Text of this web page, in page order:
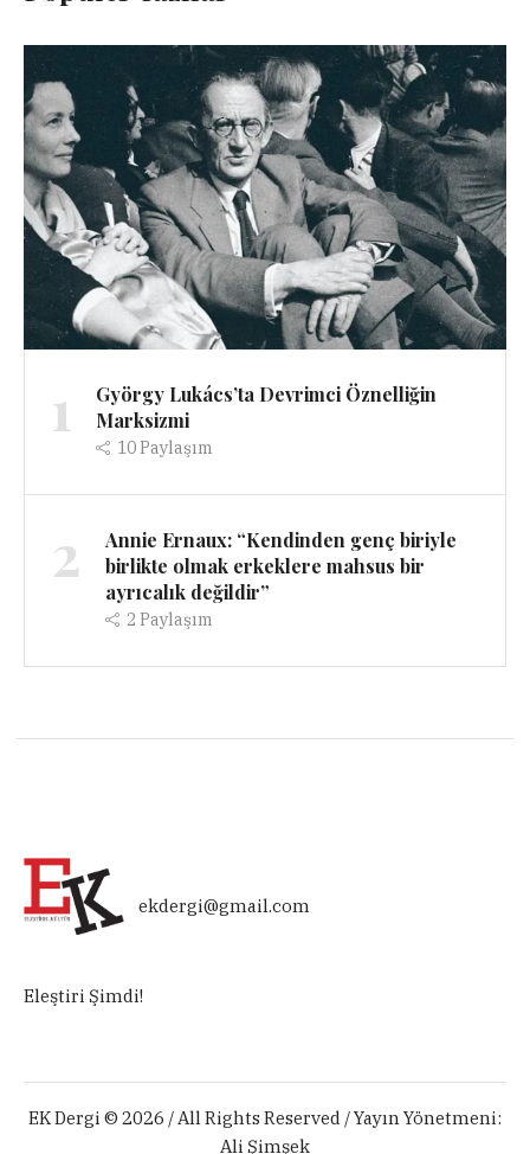
1
György Lukács’ta Devrimci Öznelliğin
Marksizmi
10Paylaşım
2
Annie Ernaux: “Kendinden genç biriyle
birlikte olmak erkeklere mahsus bir
ayrıcalık değildir”
2 Paylaşım
ekdergi@gmail.com
Eleştiri Şimdi!
EK Dergi © 2026 / All Rights Reserved / Yayın Yönetmeni:
Ali Şimşek